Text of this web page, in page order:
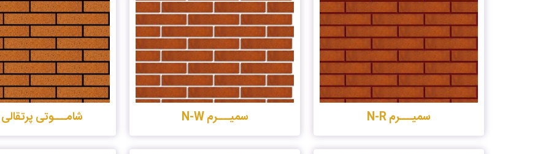
سمیـــرم N-R سمیـــرم N-W شامـــوتی پرتقالی D-B